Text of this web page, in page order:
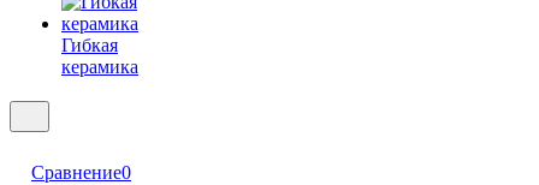
Гибкая
керамика
Сравнение0